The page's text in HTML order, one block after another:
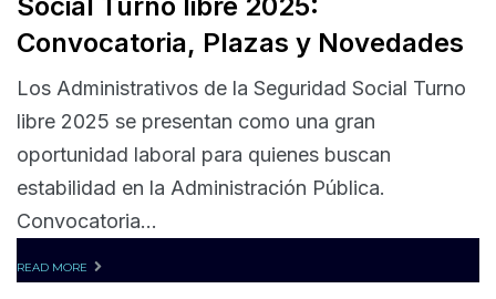
Social Turno libre 2025:
Convocatoria, Plazas y Novedades
Los Administrativos de la Seguridad Social Turno
libre 2025 se presentan como una gran
oportunidad laboral para quienes buscan
estabilidad en la Administración Pública.
Convocatoria...
READ MORE